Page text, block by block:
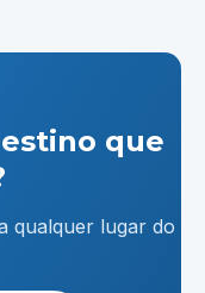
que
qualquer lugar do